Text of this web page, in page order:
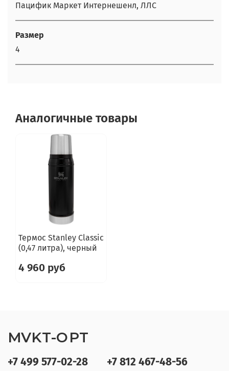
Пацифик Маркет Интернешенл, ЛЛС
Размер
4
Аналогичные товары
Термос Stanley Classic
(0,47 литра), черный
4 960 руб
+7 499 577-02-28 +7 812 467-48-56
MVKT-OPT